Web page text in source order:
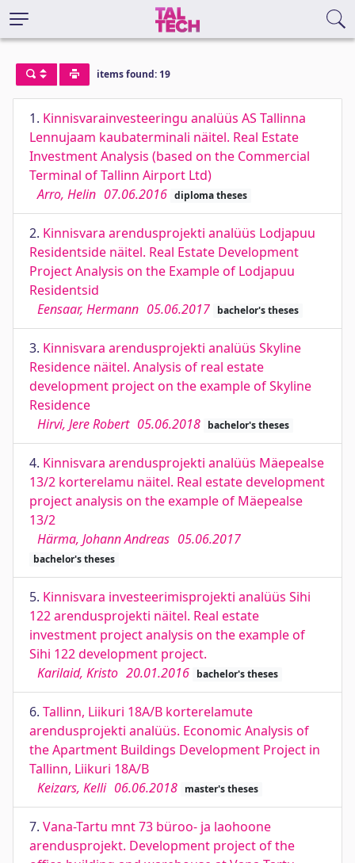
items found: 19
1. Kinnisvarainvesteeringu analüüs AS Tallinna
Lennujaam kaubaterminali näitel. Real Estate
Investment Analysis (based on the Commercial
Terminal of Tallinn Airport Ltd)
Arro, Helin 07.06.2016 diploma theses
2. Kinnisvara arendusprojekti analüüs Lodjapuu
Residentside näitel. Real Estate Development
Project Analysis on the Example of Lodjapuu
Residentsid
Eensaar, Hermann 05.06.2017 bachelor's theses
3. Kinnisvara arendusprojekti analüüs Skyline
Residence näitel. Analysis of real estate
development project on the example of Skyline
Residence
Hirvi, Jere Robert 05.06.2018 bachelor's theses
4. Kinnisvara arendusprojekti analüüs Mäepealse
13/2 korterelamu näitel. Real estate development
project analysis on the example of Mäepealse
13/2
Härma, Johann Andreas 05.06.2017
bachelor's theses
5. Kinnisvara investeerimisprojekti analüüs Sihi
122 arendusprojekti näitel. Real estate
investment project analysis on the example of
Sihi 122 development project.
Karilaid, Kristo 20.01.2016 bachelor's theses
6. Tallinn, Liikuri 18A/B korterelamute
arendusprojekti analüüs. Economic Analysis of
the Apartment Buildings Development Project in
Tallinn, Liikuri 18A/B
Keizars, Kelli 06.06.2018 master's theses
7. Vana-Tartu mnt 73 büroo- ja laohoone
arendusprojekt. Development project of the